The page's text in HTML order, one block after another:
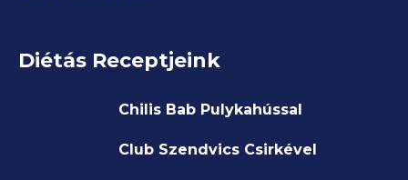
Diétás Receptjeink
Chilis Bab Pulykahússal
Club Szendvics Csirkével